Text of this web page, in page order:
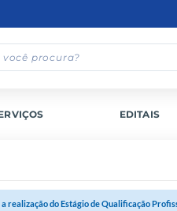
EDITAIS
realização do Estágio de Qualificação